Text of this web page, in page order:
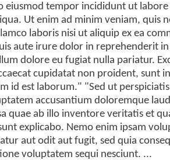
eiusmod tempor incididunt ut
Ut enim ad minim veniam, quis
laboris nisi ut aliquip ex ea
aute irure dolor in reprehenderit
dolore eu fugiat nulla pariatur.
cupidatat non proident, sunt
id est laborum." "Sed ut
accusantium doloremque
quae ab illo inventore veritatis et
explicabo. Nemo enim ipsam
aut odit aut fugit, sed quia
voluptatem sequi nesciunt. ...